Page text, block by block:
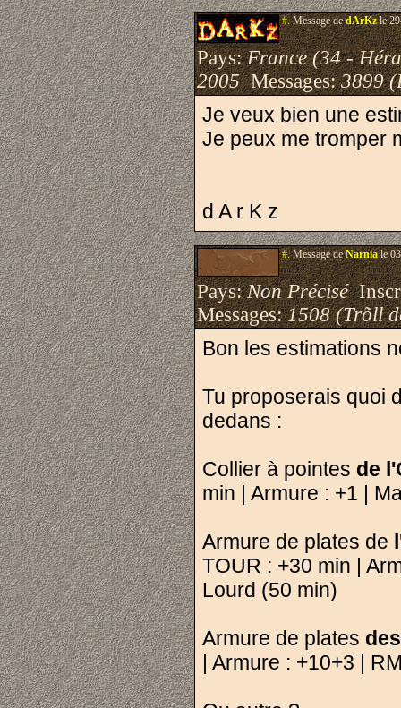
#.Message dedArKzle
Pays:France (34 -
2005Messages:3899
Je veux bien une
Je peux me tromper
d A r K z
#.Message deNarniale
Pays:Non Précisé
Messages:1508 (Trõll
Bon les estimations
Tu proposerais quoi
dedans :
Collier à pointes de
min | Armure : +1 |
Armure de plates de
TOUR : +30 min |
Lourd (50 min)
Armure de plates
| Armure : +10+3 |